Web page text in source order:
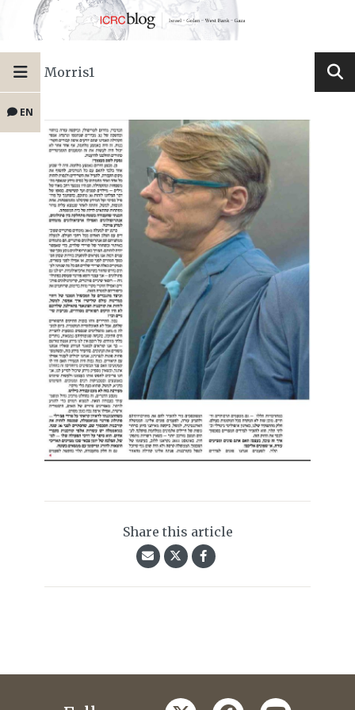
EN
Morris1
Share this article